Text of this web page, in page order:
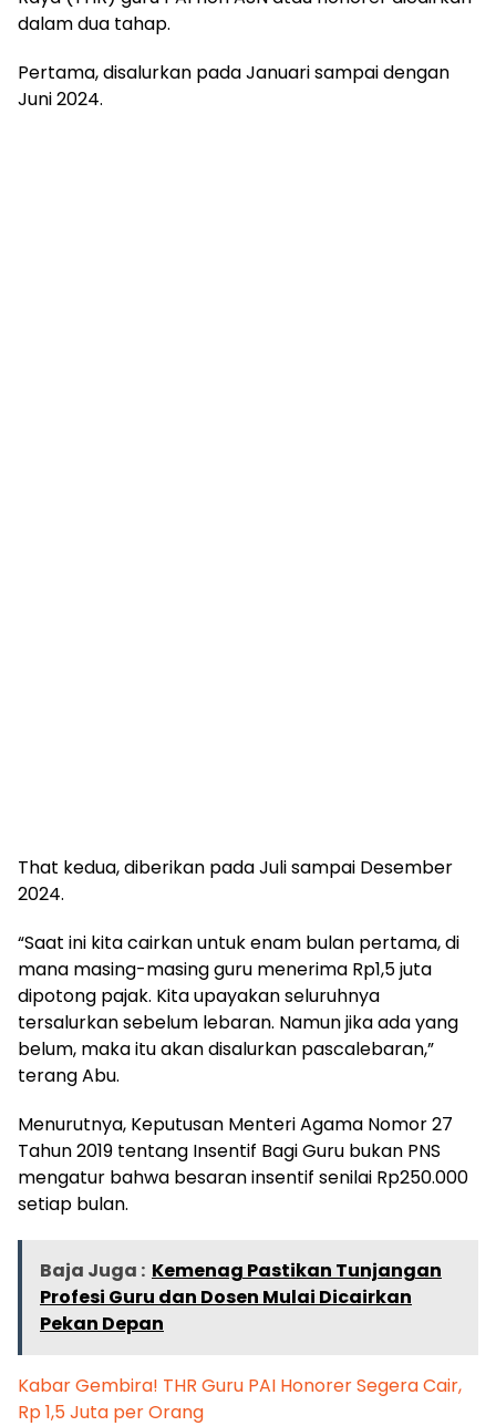
dalam dua tahap.
Pertama, disalurkan pada Januari sampai dengan
Juni 2024.
That kedua, diberikan pada Juli sampai Desember
2024.
“Saat ini kita cairkan untuk enam bulan pertama, di
mana masing-masing guru menerima Rp1,5 juta
dipotong pajak. Kita upayakan seluruhnya
tersalurkan sebelum lebaran. Namun jika ada yang
belum, maka itu akan disalurkan pascalebaran,”
terang Abu.
Menurutnya, Keputusan Menteri Agama Nomor 27
Tahun 2019 tentang Insentif Bagi Guru bukan PNS
mengatur bahwa besaran insentif senilai Rp250.000
setiap bulan.
Baja Juga : Kemenag Pastikan Tunjangan
Profesi Guru dan Dosen Mulai Dicairkan
Pekan Depan
Kabar Gembira! THR Guru PAI Honorer Segera Cair,
Rp 1,5 Juta per Orang